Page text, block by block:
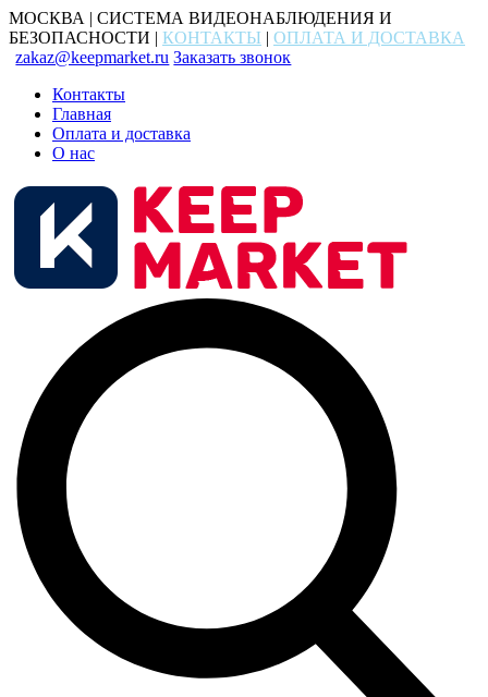
МОСКВА | СИСТЕМА ВИДЕОНАБЛЮДЕНИЯ И
БЕЗОПАСНОСТИ | КОНТАКТЫ | ОПЛАТА И ДОСТАВКА
zakaz@keepmarket.ru Заказать звонок
Контакты
Главная
Оплата и доставка
О нас